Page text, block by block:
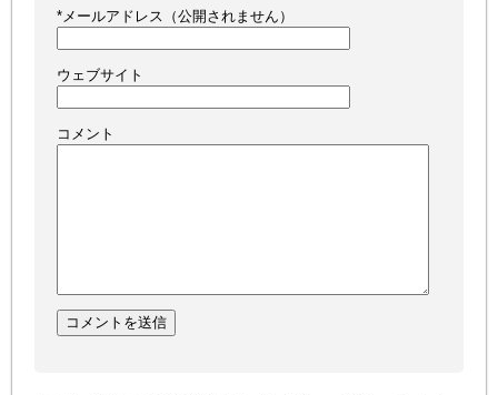
* メールアドレス（公開されません）
ウェブサイト
コメント